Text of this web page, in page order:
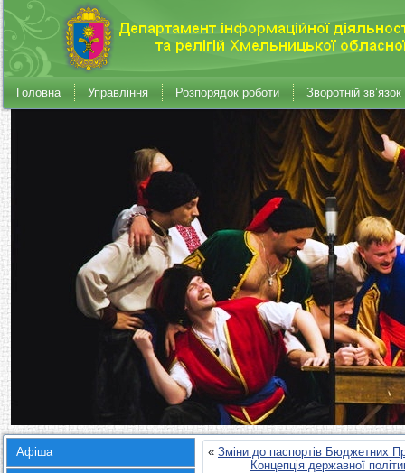
Головна Управління Розпорядок роботи Зворотній зв’язок
Афіша « Зміни до паспортів Бюджетних
Концепція державної